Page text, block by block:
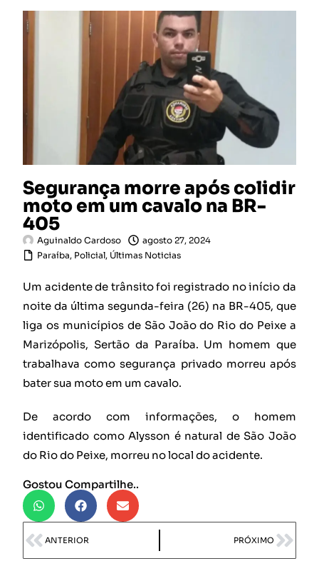
Segurança morre após colidir
moto em um cavalo na BR-
405
Aguinaldo Cardoso
agosto 27, 2024
Paraíba, Policial, Últimas Noticias
Um acidente de trânsito foi registrado no início da
noite da última segunda-feira (26) na BR-405, que
liga os municípios de São João do Rio do Peixe a
Marizópolis, Sertão da Paraíba. Um homem que
trabalhava como segurança privado morreu após
bater sua moto em um cavalo.
De acordo com informações, o homem
identificado como Alysson é natural de São João
do Rio do Peixe, morreu no local do acidente.
Gostou Compartilhe..
ANTERIOR PRÓXIMO